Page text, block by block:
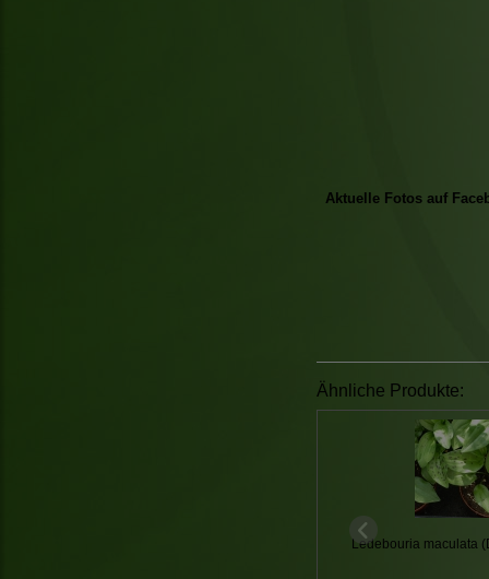
Aktuelle Fotos auf
Ähnliche Produkte:
Ledebouria maculata